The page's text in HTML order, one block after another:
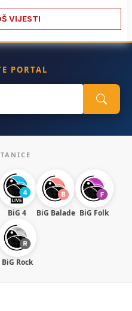
VIJESTI
PORTAL
BiG 4 BiG Balade BiG Folk
BiG Rock